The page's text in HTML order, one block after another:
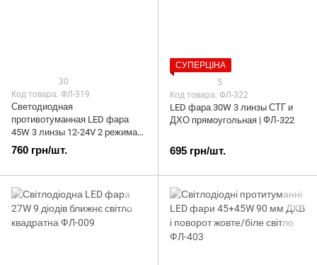
30
Код товара: ФЛ-319
Светодиодная
противотуманная LED фара
45W 3 линзы 12-24V 2 режима
круглая | ФЛ-319
760 грн/шт.
СУПЕРЦІНА
5
Код товара: ФЛ-322
LED фара 30W 3 линзы СТГ и
ДХО прямоугольная | ФЛ-322
695 грн/шт.